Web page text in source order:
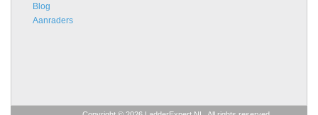
Blog
Aanraders